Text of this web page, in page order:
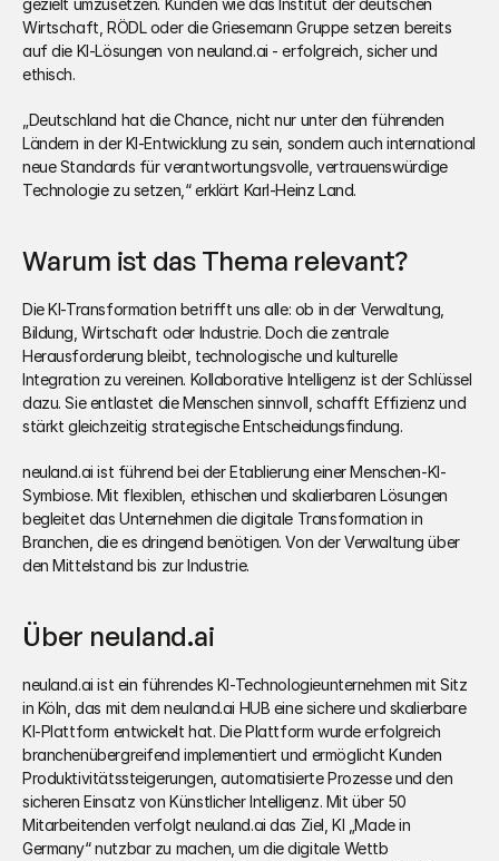
gezielt umzusetzen. Kunden wie das Institut der deutschen
Wirtschaft, RÖDL oder die Griesemann Gruppe setzen bereits
auf die KI-Lösungen von neuland.ai - erfolgreich, sicher und
ethisch.
„Deutschland hat die Chance, nicht nur unter den führenden
Ländern in der KI-Entwicklung zu sein, sondern auch international
neue Standards für verantwortungsvolle, vertrauenswürdige
Technologie zu setzen,“ erklärt Karl-Heinz Land.
Warum ist das Thema relevant?
Die KI-Transformation betrifft uns alle: ob in der Verwaltung,
Bildung, Wirtschaft oder Industrie. Doch die zentrale
Herausforderung bleibt, technologische und kulturelle
Integration zu vereinen. Kollaborative Intelligenz ist der Schlüssel
dazu. Sie entlastet die Menschen sinnvoll, schafft Effizienz und
stärkt gleichzeitig strategische Entscheidungsfindung.
neuland.ai ist führend bei der Etablierung einer Menschen-KI-
Symbiose. Mit flexiblen, ethischen und skalierbaren Lösungen
begleitet das Unternehmen die digitale Transformation in
Branchen, die es dringend benötigen. Von der Verwaltung über
den Mittelstand bis zur Industrie.
Über neuland.ai
neuland.ai ist ein führendes KI-Technologieunternehmen mit Sitz
in Köln, das mit dem neuland.ai HUB eine sichere und skalierbare
KI-Plattform entwickelt hat. Die Plattform wurde erfolgreich
branchenübergreifend implementiert und ermöglicht Kunden
Produktivitätssteigerungen, automatisierte Prozesse und den
sicheren Einsatz von Künstlicher Intelligenz. Mit über 50
Mitarbeitenden verfolgt neuland.ai das Ziel, KI „Made in
Germany“ nutzbar zu machen, um die digitale Wettb